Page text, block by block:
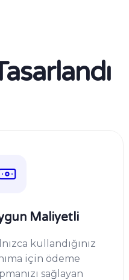
Maliyetli
kullandığınız
için ödeme
sağlayan